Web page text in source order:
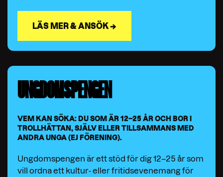
LÄS MER & ANSÖK →
UNGDOMSPENGEN
VEM KAN SÖKA: DU SOM ÄR 12–25 ÅR OCH BOR I
TROLLHÄTTAN, SJÄLV ELLER TILLSAMMANS MED
ANDRA UNGA (EJ FÖRENING).
Ungdomspengen är ett stöd för dig 12–25 år som
vill ordna ett kultur- eller fritidsevenemang för